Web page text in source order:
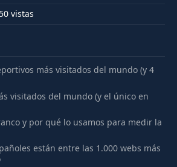
vistas
más visitados del mundo (y 4
visitados del mundo (y el único en
y por qué lo usamos para medir la
están entre las 1.000 webs más